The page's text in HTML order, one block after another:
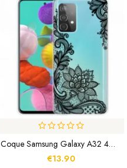
Coque Samsung Galaxy A32 4G Sublime Dentelle
€13.90